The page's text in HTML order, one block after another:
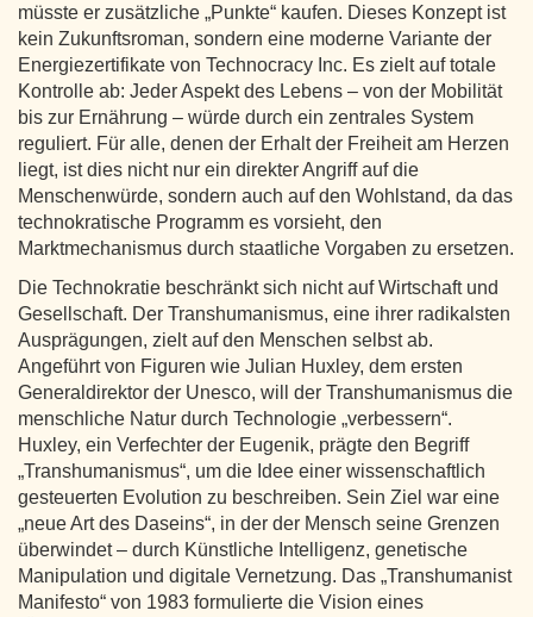
müsste er zusätzliche „Punkte“ kaufen. Dieses Konzept ist
kein Zukunftsroman, sondern eine moderne Variante der
Energiezertifikate von Technocracy Inc. Es zielt auf totale
Kontrolle ab: Jeder Aspekt des Lebens – von der Mobilität
bis zur Ernährung – würde durch ein zentrales System
reguliert. Für alle, denen der Erhalt der Freiheit am Herzen
liegt, ist dies nicht nur ein direkter Angriff auf die
Menschenwürde, sondern auch auf den Wohlstand, da das
technokratische Programm es vorsieht, den
Marktmechanismus durch staatliche Vorgaben zu ersetzen.
Die Technokratie beschränkt sich nicht auf Wirtschaft und
Gesellschaft. Der Transhumanismus, eine ihrer radikalsten
Ausprägungen, zielt auf den Menschen selbst ab.
Angeführt von Figuren wie Julian Huxley, dem ersten
Generaldirektor der Unesco, will der Transhumanismus die
menschliche Natur durch Technologie „verbessern“.
Huxley, ein Verfechter der Eugenik, prägte den Begriff
„Transhumanismus“, um die Idee einer wissenschaftlich
gesteuerten Evolution zu beschreiben. Sein Ziel war eine
„neue Art des Daseins“, in der der Mensch seine Grenzen
überwindet – durch Künstliche Intelligenz, genetische
Manipulation und digitale Vernetzung. Das „Transhumanist
Manifesto“ von 1983 formulierte die Vision eines